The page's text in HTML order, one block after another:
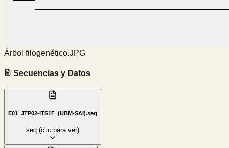
Árbol filogenético.JPG
Secuencias y Datos
E01_JTP02-ITS1F_(UBM-SAI).seq
seq (clic para ver)